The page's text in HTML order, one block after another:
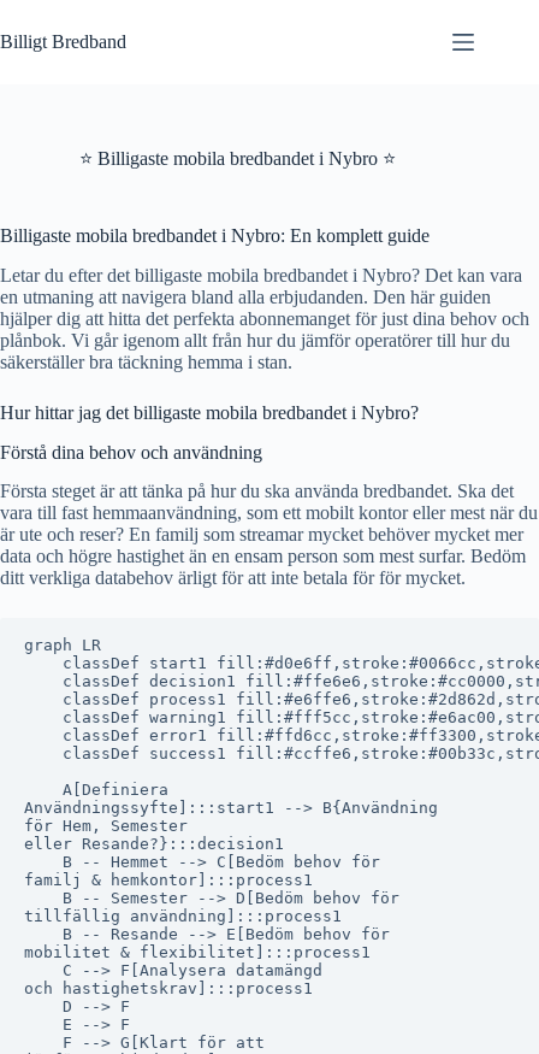
till
innehåll
Billigt Bredband
⭐ Billigaste mobila bredbandet i Nybro ⭐
Billigaste mobila bredbandet i Nybro: En komplett guide
Letar du efter det billigaste mobila bredbandet i Nybro? Det kan vara
en utmaning att navigera bland alla erbjudanden. Den här guiden
hjälper dig att hitta det perfekta abonnemanget för just dina behov och
plånbok. Vi går igenom allt från hur du jämför operatörer till hur du
säkerställer bra täckning hemma i stan.
Hur hittar jag det billigaste mobila bredbandet i Nybro?
Förstå dina behov och användning
Första steget är att tänka på hur du ska använda bredbandet. Ska det
vara till fast hemmaanvändning, som ett mobilt kontor eller mest när du
är ute och reser? En familj som streamar mycket behöver mycket mer
data och högre hastighet än en ensam person som mest surfar. Bedöm
ditt verkliga databehov ärligt för att inte betala för för mycket.
graph LR
classDef start1
classDef decision1
classDef process1
classDef warning1
classDef error1
classDef success1
    A[Definiera
Användningssyfte]:::start1 --> B{Användning
för Hem, Semester
eller Resande?}:::decision1
    B -- Hemmet --> C[Bedöm behov för
familj & hemkontor]:::process1
    B -- Semester --> D[Bedöm behov för
tillfällig användning]:::process1
    B -- Resande --> E[Bedöm behov för
mobilitet & flexibilitet]:::process1
    C --> F[Analysera datamängd
och hastighetskrav]:::process1
    D --> F
    E --> F
    F --> G[Klart för att